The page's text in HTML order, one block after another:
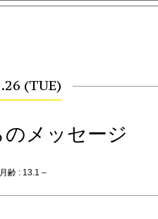
(TUE)
メッセージ
齢 : 13.1 –